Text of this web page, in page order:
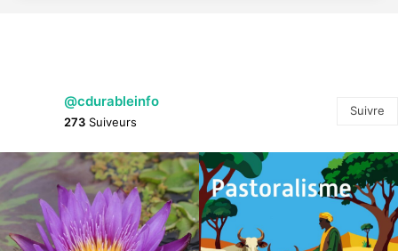
@cdurableinfo
273 Suiveurs
Suivre